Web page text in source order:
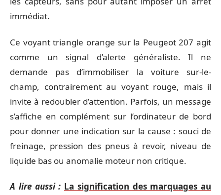
immédiat.
Ce voyant triangle orange sur la Peugeot 207 agit
comme un signal d’alerte généraliste. Il ne
demande pas d’immobiliser la voiture sur-le-
champ, contrairement au voyant rouge, mais il
invite à redoubler d’attention. Parfois, un message
s’affiche en complément sur l’ordinateur de bord
pour donner une indication sur la cause : souci de
freinage, pression des pneus à revoir, niveau de
liquide bas ou anomalie moteur non critique.
A lire aussi : La signification des marquages au